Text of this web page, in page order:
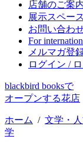
店舗のご案
展示スペー
お問い合わ
For
メルマガ登
ログイン /
blackbird booksで
オープンする花店
ホーム / 文学・
学